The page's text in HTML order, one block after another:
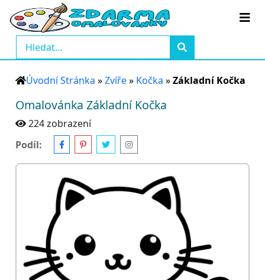
Úvodní Stránka »Zvíře» Kočka »Základní Kočka
Omalovánka Základní Kočka
224 zobrazení
Podíl: